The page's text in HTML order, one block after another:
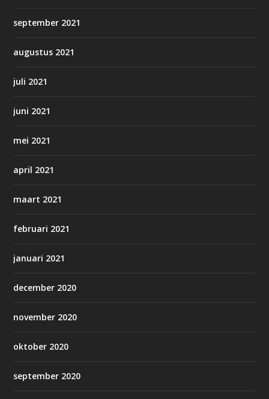
september 2021
augustus 2021
juli 2021
juni 2021
mei 2021
april 2021
maart 2021
februari 2021
januari 2021
december 2020
november 2020
oktober 2020
september 2020